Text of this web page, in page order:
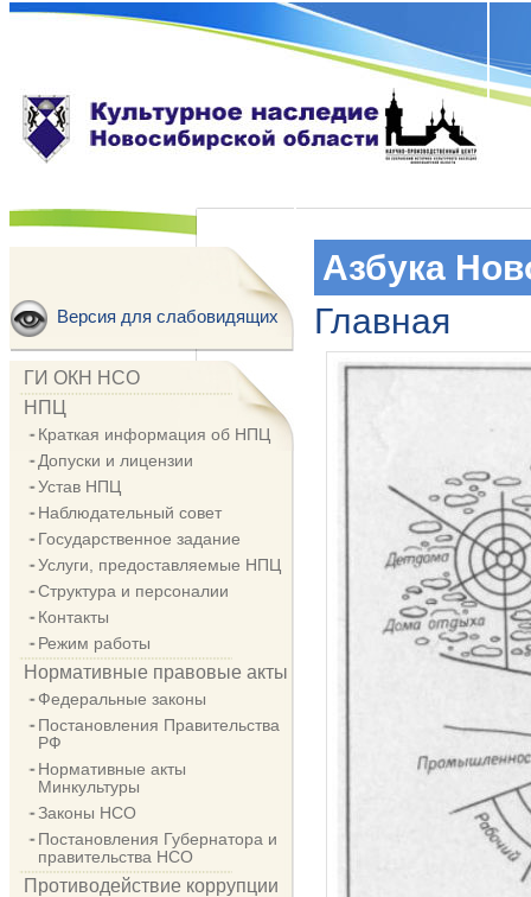
Версия для слабовидящих
ГИ ОКН НСО
НПЦ
Краткая информация об НПЦ
Допуски и лицензии
Устав НПЦ
Наблюдательный совет
Государственное задание
Услуги, предоставляемые НПЦ
Структура и персоналии
Контакты
Режим работы
Нормативные правовые акты
Федеральные законы
Постановления Правительства
РФ
Нормативные акты
Минкультуры
Законы НСО
Постановления Губернатора и
правительства НСО
Противодействие коррупции
Азбука
Главная